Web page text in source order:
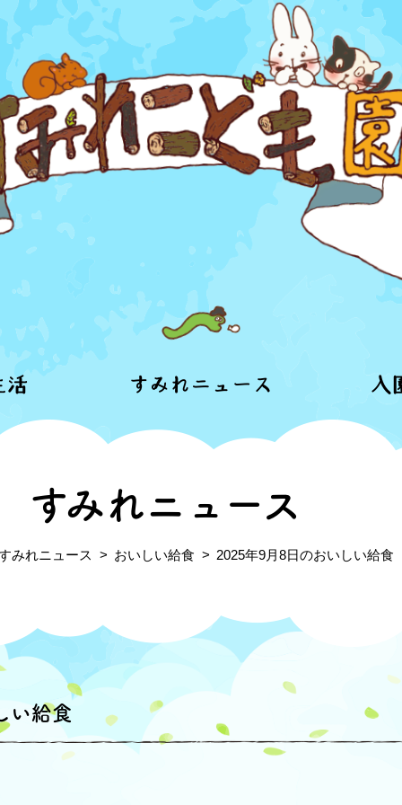
活 すみれニュース 入
すみれニュース
みれニュース おいしい給食 2025年9月8日のおいしい給食
い給食